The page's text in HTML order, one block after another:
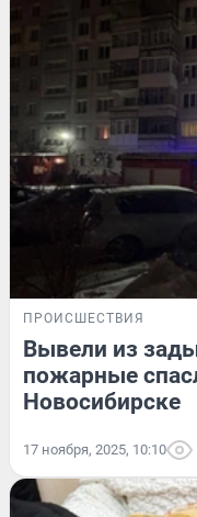
ПРОИСШЕСТВИЯ
Вывели из
пожарные
Новосибирске
17 ноября, 2025, 10:10